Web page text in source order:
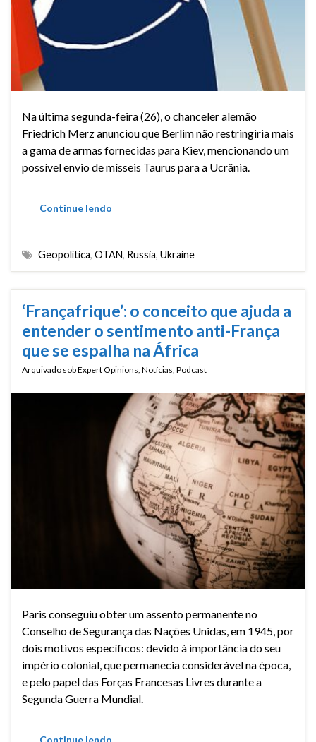
Na última segunda-feira (26), o chanceler alemão
Friedrich Merz anunciou que Berlim não restringiria mais
a gama de armas fornecidas para Kiev, mencionando um
possível envio de mísseis Taurus para a Ucrânia.
Continue lendo
Geopolítica, OTAN, Russia, Ukraine
‘Françafrique’: o conceito que ajuda a
entender o sentimento anti-França
que se espalha na África
Arquivado sobExpert Opinions Notícias Podcast
Paris conseguiu obter um assento permanente no
Conselho de Segurança das Nações Unidas, em 1945, por
dois motivos específicos: devido à importância do seu
império colonial, que permanecia considerável na época,
e pelo papel das Forças Francesas Livres durante a
Segunda Guerra Mundial.